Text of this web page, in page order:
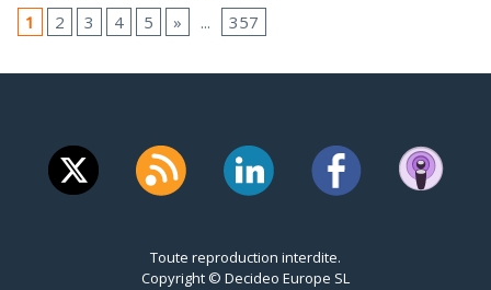
1
2 3 4 5 » ... 357
Toute reproduction interdite.
Copyright © Decideo Europe SL